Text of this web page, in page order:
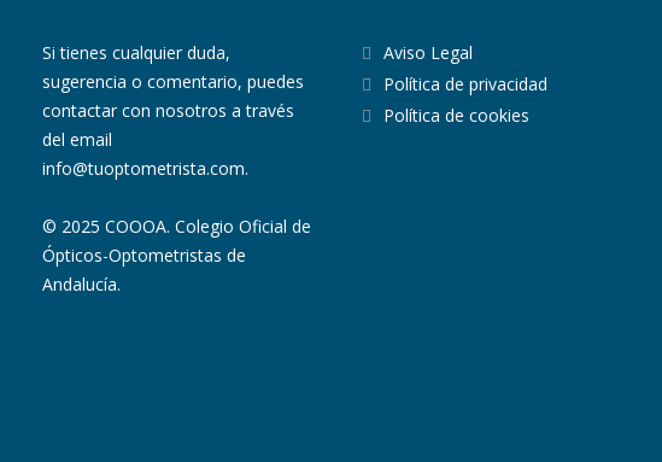
Si tienes cualquier duda,
sugerencia o comentario, puedes
contactar con nosotros a través
del email
info@tuoptometrista.com.
© 2025 COOOA. Colegio Oficial de
Ópticos-Optometristas de
Andalucía.
Aviso Legal
Política de privacidad
Política de cookies